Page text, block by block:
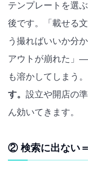
テンプレートを選
後です。「載せる
う撮ればいいか分
アウトが崩れた」
も溶かしてしまう。
す。 設立や開店の
ん効いてきます。
② 検索に出ない